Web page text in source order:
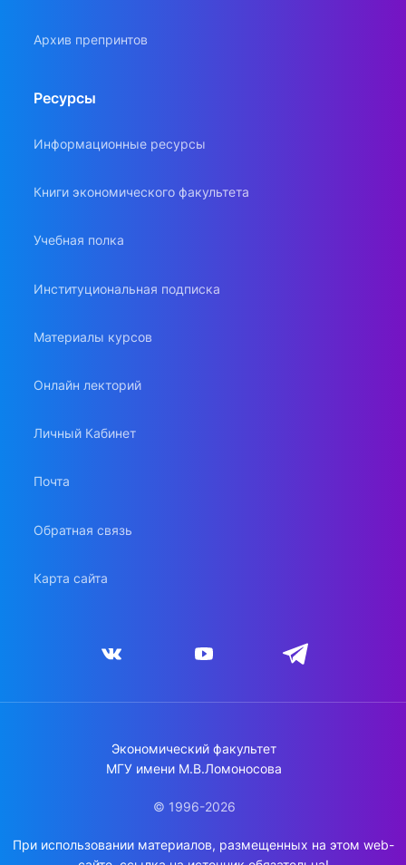
Архив препринтов
Ресурсы
Информационные ресурсы
Книги экономического факультета
Учебная полка
Институциональная подписка
Материалы курсов
Онлайн лекторий
Личный Кабинет
Почта
Обратная связь
Карта сайта
Экономический факультет
МГУ имени М.В.Ломоносова
© 1996-2026
При использовании материалов, размещенных на этом web-